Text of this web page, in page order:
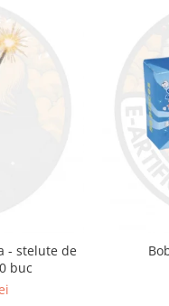
- stelute de
buc